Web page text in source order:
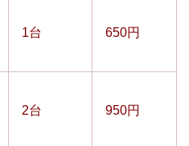
1台 650円
2台 950円